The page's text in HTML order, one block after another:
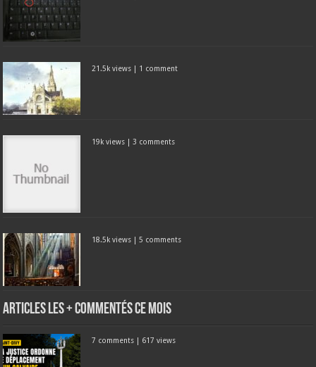
21.5k views | 1 comment
19k views | 3 comments
18.5k views |5 comments
Articles les + commentés ce mois
7 comments | 617 views